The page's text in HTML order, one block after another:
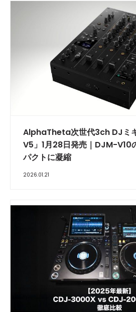
AlphaTheta次世代3ch DJミ
V5」1月28日発売｜DJM-V10
パクトに凝縮
2026.01.21